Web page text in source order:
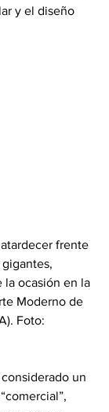
y el diseño
frente
la ocasión en la
Moderno de
Foto:
un